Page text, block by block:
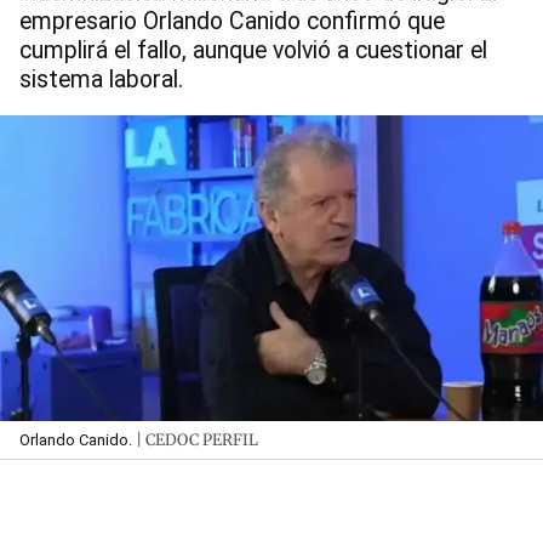
empresario Orlando Canido confirmó que
cumplirá el fallo, aunque volvió a cuestionar el
sistema laboral.
Orlando Canido. | CEDOC PERFIL